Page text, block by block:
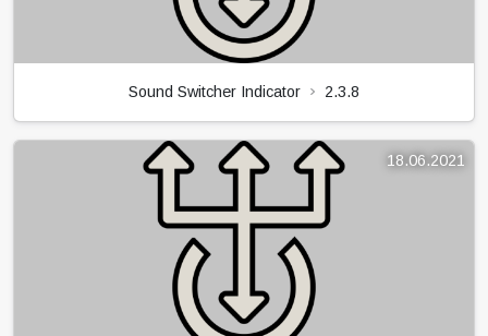
Sound Switcher Indicator 2.3.8
18.06.2021